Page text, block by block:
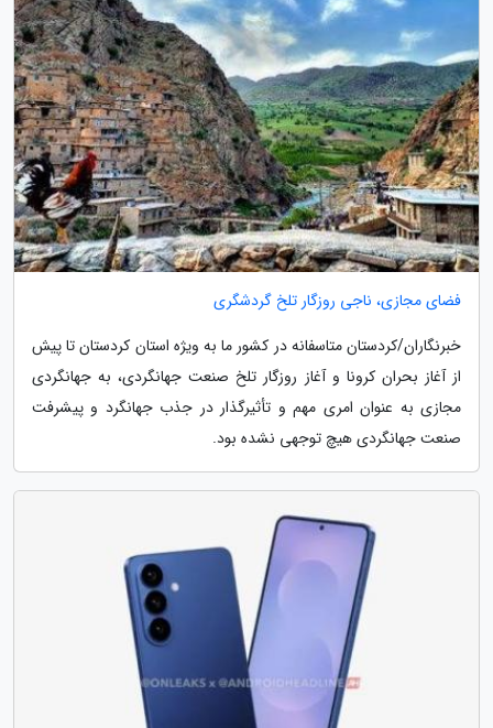
فضای مجازی، ناجی روزگار تلخ گردشگری
خبرنگاران/کردستان متاسفانه در کشور ما به ویژه استان کردستان تا پیش
از آغاز بحران کرونا و آغاز روزگار تلخ صنعت جهانگردی، به جهانگردی
مجازی به عنوان امری مهم و تأثیرگذار در جذب جهانگرد و پیشرفت
صنعت جهانگردی هیچ توجهی نشده بود.